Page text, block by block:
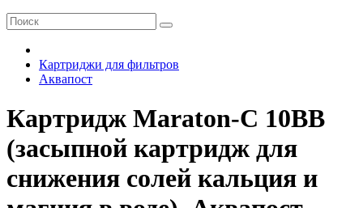
Картриджи для фильтров
Аквапост
Картридж Maraton-C 10BB
(засыпной картридж для
снижения солей кальция и